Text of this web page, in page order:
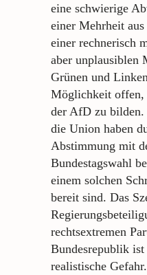
eine schwierige
einer Mehrheit
einer rechnerisch
aber unplausiblen
Grünen und
Möglichkeit offen,
der AfD zu
die Union haben
Abstimmung mit
Bundestagswahl
einem solchen
bereit sind. Das
rechtsextremen
Bundesrepublik
realistische